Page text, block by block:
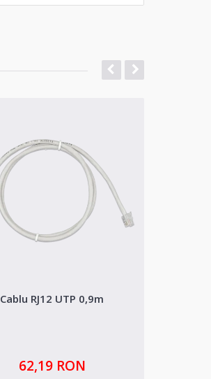
Cablu RJ12 UTP 0,9m
62,19 RON